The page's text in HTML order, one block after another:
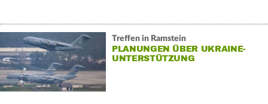
Treffen in Ramstein
PLANUNGEN ÜBER UKRAINE-
UNTERSTÜTZUNG